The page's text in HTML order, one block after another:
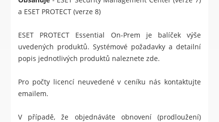
a ESET PROTECT (verze 8)
ESET PROTECT Essential On-Prem je balíček výše
uvedených produktů. Systémové požadavky a detailní
popis jednotlivých produktů naleznetezde.
Pro počty licencí neuvedené v ceníku nás kontaktujte
emailem.
V případě, že objednáváte obnovení (prodloužení)